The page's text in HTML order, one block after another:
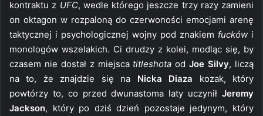
kontraktu z UFC, wedle którego jeszcze trzy razy zamieni
on oktagon w rozpaloną do czerwoności emocjami arenę
taktycznej i psychologicznej wojny pod znakiem fucków i
monologów wszelakich. Ci drudzy z kolei, modląc się, by
czasem nie dostał z miejsca titleshota odJoe Silvy, liczą
na to, że znajdzie się na Nicka Diaza kozak, który
powtórzy to, co przed dwunastoma laty uczynił Jeremy
Jackson, który po dziś dzień pozostaje jedynym, który